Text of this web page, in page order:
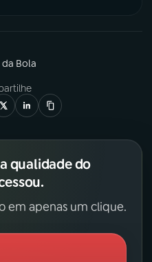
Bola
qualidade do
em apenas um clique.